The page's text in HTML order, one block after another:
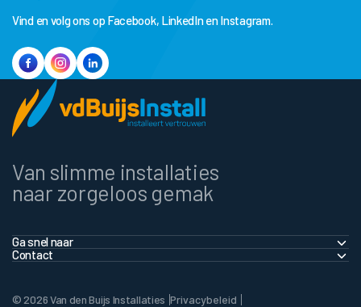
Vind en volg ons op Facebook, LinkedIn en Instagram.
Van slimme installaties
naar zorgeloos gemak
Ga snel naar
Thuis
Contact
+31 (0)76 597 2229
© 2026 Van den Buijs Installaties Privacybeleid